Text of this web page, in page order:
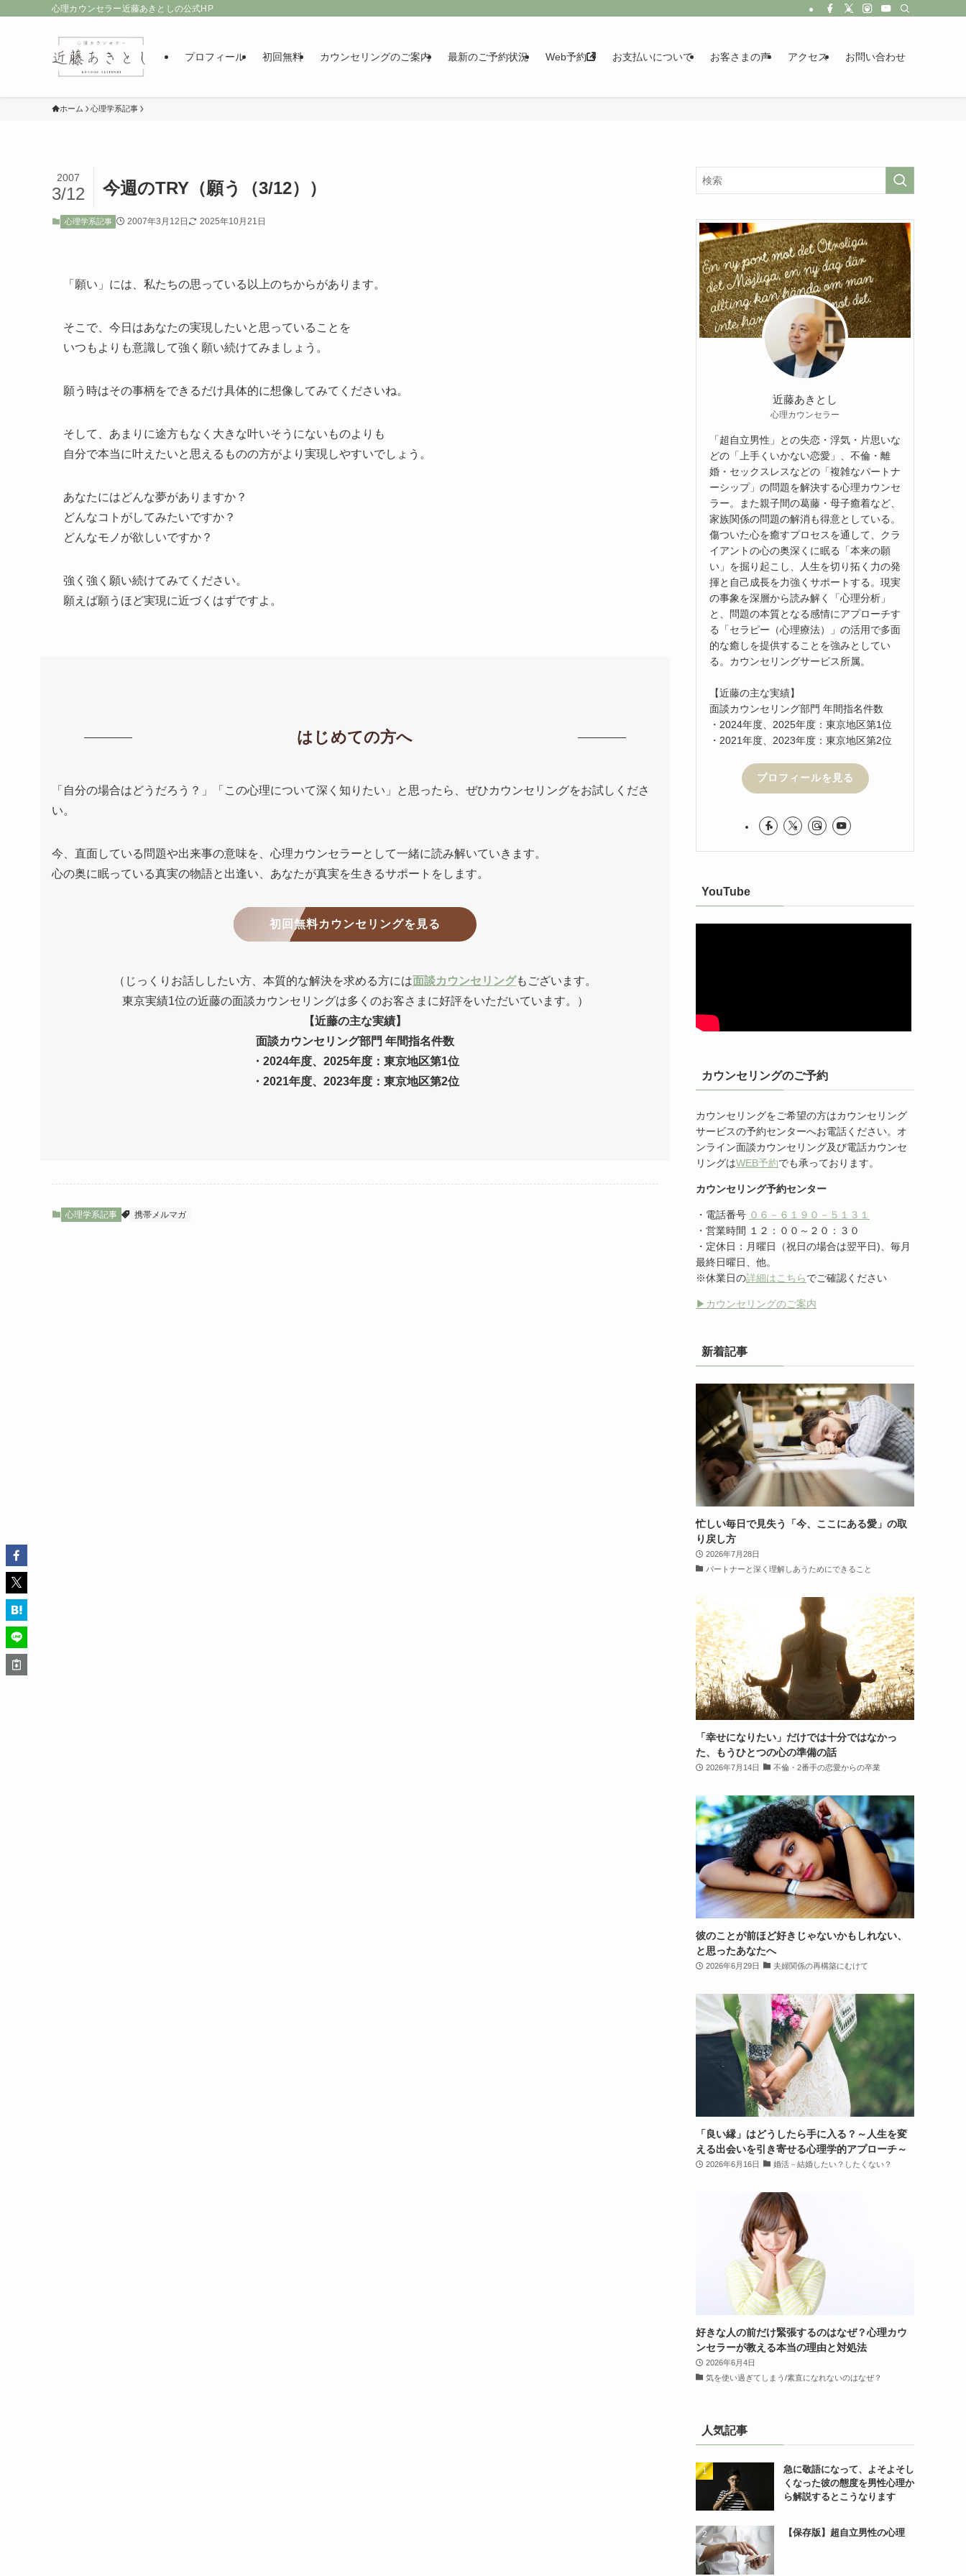
心理カウンセラー近藤あきとしの公式HP
プロフィール 初回無料 カウンセリングのご案内 最新のご予約状況 Web予約 お支払いについて お客さまの声 アクセス お問い合わせ
ホーム 心理学系記事
今週のTRY（願う（3/12））
2007
3/12
心理学系記事 2007年3月12日 2025年10月21日
「願い」には、私たちの思っている以上のちからがあります。
そこで、今日はあなたの実現したいと思っていることを
いつもよりも意識して強く願い続けてみましょう。
願う時はその事柄をできるだけ具体的に想像してみてくださいね。
そして、あまりに途方もなく大きな叶いそうにないものよりも
自分で本当に叶えたいと思えるものの方がより実現しやすいでしょう。
あなたにはどんな夢がありますか？
どんなコトがしてみたいですか？
どんなモノが欲しいですか？
強く強く願い続けてみてください。
願えば願うほど実現に近づくはずですよ。
はじめての方へ
「自分の場合はどうだろう？」「この心理について深く知りたい」と思ったら、ぜひカウンセリングをお試しくださ
い。
今、直面している問題や出来事の意味を、心理カウンセラーとして一緒に読み解いていきます。
心の奥に眠っている真実の物語と出逢い、あなたが真実を生きるサポートをします。
初回無料カウンセリングを見る
（じっくりお話ししたい方、本質的な解決を求める方には面談カウンセリングもございます。
東京実績1位の近藤の面談カウンセリングは多くのお客さまに好評をいただいています。）
【近藤の主な実績】
面談カウンセリング部門 年間指名件数
・2024年度、2025年度：東京地区第1位
・2021年度、2023年度：東京地区第2位
心理学系記事 携帯メルマガ
近藤あきとし
心理カウンセラー
「超自立男性」との失恋・浮気・片思いな
どの「上手くいかない恋愛」、不倫・離
婚・セックスレスなどの「複雑なパートナ
ーシップ」の問題を解決する心理カウンセ
ラー。また親子間の葛藤・母子癒着など、
家族関係の問題の解消も得意としている。
傷ついた心を癒すプロセスを通して、クラ
イアントの心の奥深くに眠る「本来の願
い」を掘り起こし、人生を切り拓く力の発
揮と自己成長を力強くサポートする。現実
の事象を深層から読み解く「心理分析」
と、問題の本質となる感情にアプローチす
る「セラピー（心理療法）」の活用で多面
的な癒しを提供することを強みとしてい
る。カウンセリングサービス所属。
【近藤の主な実績】
面談カウンセリング部門 年間指名件数
・2024年度、2025年度：東京地区第1位
・2021年度、2023年度：東京地区第2位
プロフィールを見る
YouTube
カウンセリングのご予約
カウンセリングをご希望の方はカウンセリング
サービスの予約センターへお電話ください。オ
ンライン面談カウンセリング及び電話カウンセ
リングはWEB予約でも承っております。
カウンセリング予約センター
・電話番号 ０６－６１９０－５１３１
・営業時間 １２：００～２０：３０
・定休日：月曜日（祝日の場合は翌平日)、毎月
最終日曜日、他。
※休業日の詳細はこちらでご確認ください
▶︎カウンセリングのご案内
新着記事
忙しい毎日で見失う「今、ここにある愛」の取
り戻し方
2026年7月28日
パートナーと深く理解しあうためにできること
「幸せになりたい」だけでは十分ではなかっ
た、もうひとつの心の準備の話
2026年7月14日 不倫・2番手の恋愛からの卒業
彼のことが前ほど好きじゃないかもしれない、
と思ったあなたへ
2026年6月29日 夫婦関係の再構築にむけて
「良い縁」はどうしたら手に入る？～人生を変
える出会いを引き寄せる心理学的アプローチ～
2026年6月16日 婚活－結婚したい？したくない？
好きな人の前だけ緊張するのはなぜ？心理カウ
ンセラーが教える本当の理由と対処法
2026年6月4日
気を使い過ぎてしまう/素直になれないのはなぜ？
人気記事
急に敬語になって、よそよそし
くなった彼の態度を男性心理か
ら解説するとこうなります
【保存版】超自立男性の心理